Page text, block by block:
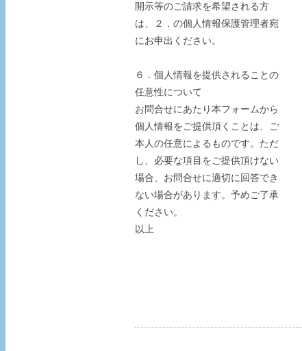
開示等のご請求を希望される方
は、２．の個人情報保護管理者宛
にお申出ください。
６．個人情報を提供されることの
任意性について
お問合せにあたり本フォームから
個人情報をご提供頂くことは、ご
本人の任意によるものです。ただ
し、必要な項目をご提供頂けない
場合、お問合せに適切に回答でき
ない場合があります。予めご了承
ください。
以上